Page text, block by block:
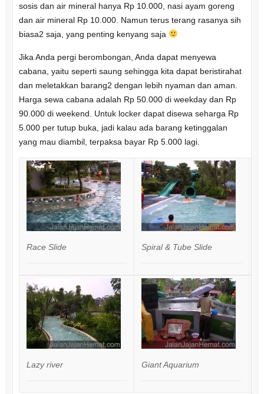
sosis dan air mineral hanya Rp 10.000, nasi ayam goreng
dan air mineral Rp 10.000. Namun terus terang rasanya sih
biasa2 saja, yang penting kenyang saja
Jika Anda pergi berombongan, Anda dapat menyewa
cabana, yaitu seperti saung sehingga kita dapat beristirahat
dan meletakkan barang2 dengan lebih nyaman dan aman.
Harga sewa cabana adalah Rp 50.000 di weekday dan Rp
90.000 di weekend. Untuk locker dapat disewa seharga Rp
5.000 per tutup buka, jadi kalau ada barang ketinggalan
yang mau diambil, terpaksa bayar Rp 5.000 lagi.
Race Slide Spiral & Tube Slide
Lazy river Giant Aquarium